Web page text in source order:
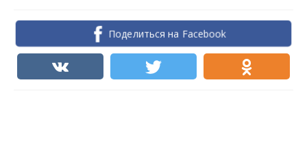
Поделиться на Facebook